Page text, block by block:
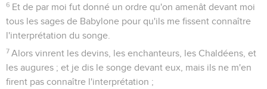
6 Et de par moi fut donné un ordre qu'on amenât devant moi
tous les sages de Babylone pour qu'ils me fissent connaître
l'interprétation du songe.
7 Alors vinrent les devins, les enchanteurs, les Chaldéens, et
les augures ; et je dis le songe devant eux, mais ils ne m'en
firent pas connaître l'interprétation ;